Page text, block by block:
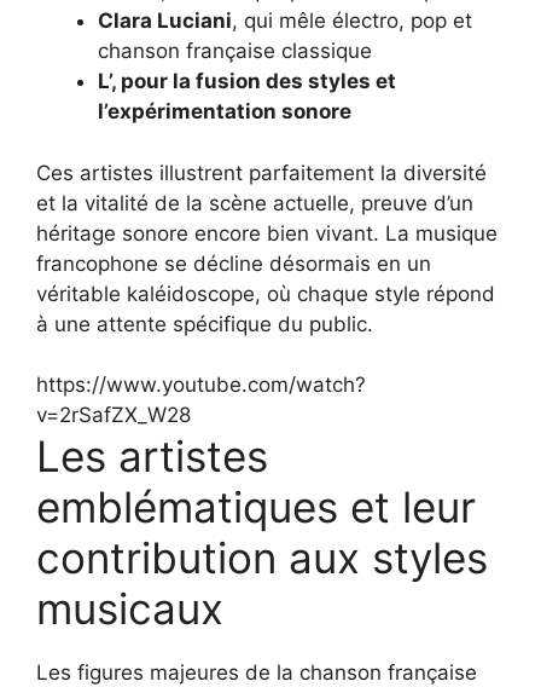
Clara Luciani, qui mêle électro, pop et
chanson française classique
L’, pour la fusion des styles et
l’expérimentation sonore
Ces artistes illustrent parfaitement la diversité
et la vitalité de la scène actuelle, preuve d’un
héritage sonore encore bien vivant. La musique
francophone se décline désormais en un
véritable kaléidoscope, où chaque style répond
à une attente spécifique du public.
https://www.youtube.com/watch?
v=2rSafZX_W28
Les artistes
emblématiques et leur
contribution aux styles
musicaux
Les figures majeures de la chanson française